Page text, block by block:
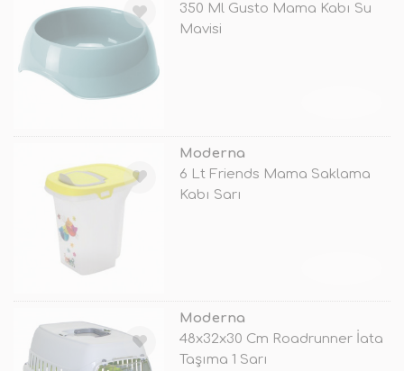
350 Ml Gusto Mama Kabı Su
Mavisi
Moderna
6 Lt Friends Mama Saklama
Kabı Sarı
Moderna
48x32x30 Cm Roadrunner İata
Taşıma 1 Sarı